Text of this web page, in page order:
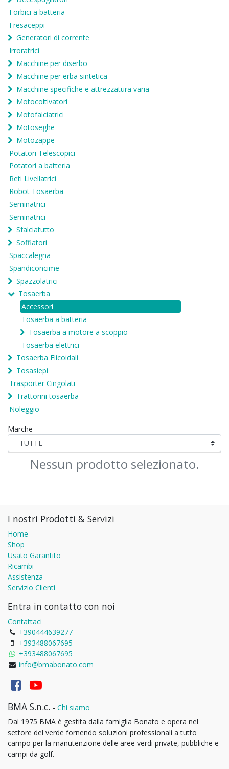
Forbici a batteria
Fresaceppi
Generatori di corrente
Irroratrici
Macchine per diserbo
Macchine per erba sintetica
Macchine specifiche e attrezzatura varia
Motocoltivatori
Motofalciatrici
Motoseghe
Motozappe
Potatori Telescopici
Potatori a batteria
Reti Livellatrici
Robot Tosaerba
Seminatrici
Seminatrici
Sfalciatutto
Soffiatori
Spaccalegna
Spandiconcime
Spazzolatrici
Tosaerba
Accessori
Tosaerba a batteria
Tosaerba a motore a scoppio
Tosaerba elettrici
Tosaerba Elicoidali
Tosasiepi
Trasporter Cingolati
Trattorini tosaerba
Noleggio
Marche
Nessun prodotto selezionato.
I nostri Prodotti & Servizi
Home
Shop
Usato Garantito
Ricambi
Assistenza
Servizio Clienti
Entra in contatto con noi
Contattaci
+390444639277
+393488067695
+393488067695
info@bmabonato.com
BMA S.n.c. - Chi siamo
Dal 1975 BMA è gestita dalla famiglia Bonato e opera nel
settore del verde fornendo soluzioni professionali a tutto
campo per la manutenzione delle aree verdi private, pubbliche e
campi da golf.